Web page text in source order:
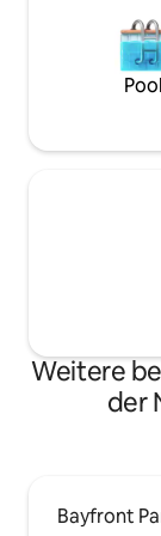
Pool
Weitere
der
Bayfront